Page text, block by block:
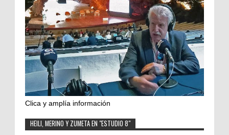
Clica y amplía información
HEILI, MERINO Y ZUMETA EN "ESTUDIO 8"